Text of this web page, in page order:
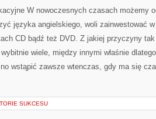
W nowoczesnych czasach możemy
języka angielskiego, woli zainwestować
CD bądź też DVD. Z jakiej przyczyny
wiele, między innymi właśnie
wstąpić zawsze wtenczas, gdy ma się
SUKCESU